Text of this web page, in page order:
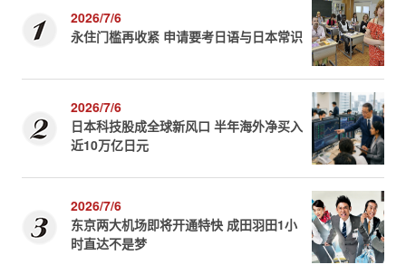
2026/7/6
永住门槛再收紧 申请要考日语与日本常识
2026/7/6
日本科技股成全球新风口 半年海外净买入
近10万亿日元
2026/7/6
东京两大机场即将开通特快 成田羽田1小
时直达不是梦